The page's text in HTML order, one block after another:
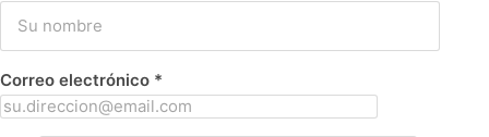
Correo electrónico *